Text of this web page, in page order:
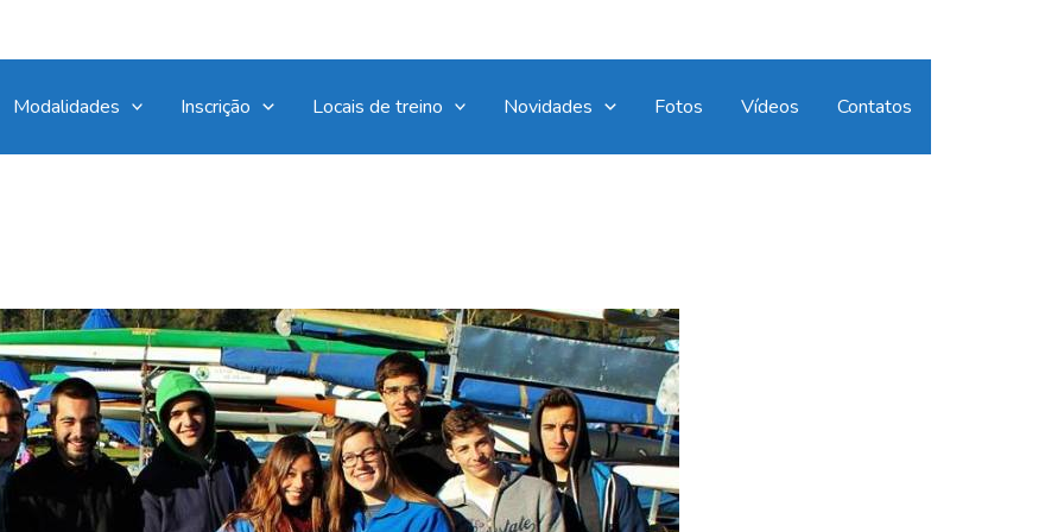
Modalidades Inscrição Locais de treino Novidades Fotos Vídeos Contatos